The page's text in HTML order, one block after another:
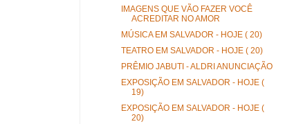
IMAGENS QUE VÃO FAZER VOCÊ
ACREDITAR NO AMOR
MÚSICA EM SALVADOR - HOJE ( 20)
TEATRO EM SALVADOR - HOJE ( 20)
PRÊMIO JABUTI - ALDRI ANUNCIAÇÃO
EXPOSIÇÃO EM SALVADOR - HOJE (
19)
EXPOSIÇÃO EM SALVADOR - HOJE (
20)